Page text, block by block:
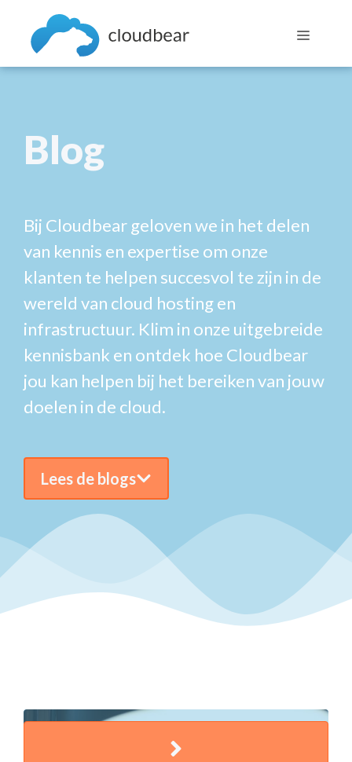
content
Menu
Blog
Bij Cloudbear geloven we in het delen
van kennis en expertise om onze
klanten te helpen succesvol te zijn in de
wereld van cloud hosting en
infrastructuur. Klim in onze uitgebreide
kennisbank en ontdek hoe Cloudbear
jou kan helpen bij het bereiken van jouw
doelen in de cloud.
Lees de blogs